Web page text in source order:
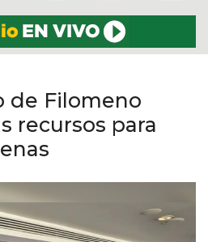
de Filomeno
recursos para